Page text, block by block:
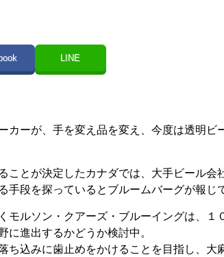
LINE
カーが、手を変え品を変え、今度は透明ビ
ことが決定したカナダでは、大手ビール会
手段を探っているとブルームバーグが報じ
モルソン・クアーズ・ブルーイングは、１
に進出するかどうか検討中。
ち込みに歯止めをかけることを目指し、大